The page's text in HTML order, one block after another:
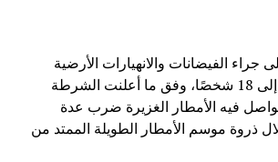
جراء الفيضانات والانهيارات الأرضية
المستمرة في كينيا إلى 18 شخصًا، وفق ما أعلنت الشرطة
فيه الأمطار الغزيرة ضرب عدة
ذروة موسم الأمطار الطويلة الممتد من